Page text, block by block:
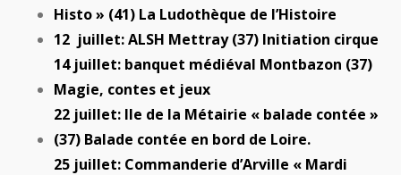
Histo » (41) La Ludothèque de l’Histoire
12 juillet: ALSH Mettray (37) Initiation cirque
14 juillet: banquet médiéval Montbazon (37)
Magie, contes et jeux
22 juillet: Ile de la Métairie « balade contée »
(37) Balade contée en bord de Loire.
25 juillet: Commanderie d’Arville « Mardi